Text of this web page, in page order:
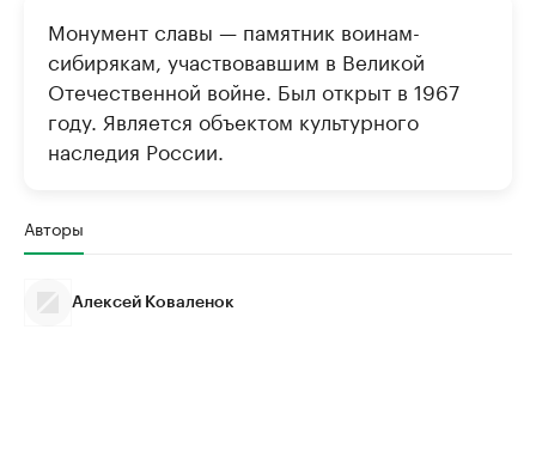
Монумент славы — памятник воинам-
сибирякам, участвовавшим в Великой
Отечественной войне. Был открыт в 1967
году. Является объектом культурного
наследия России.
Авторы
Алексей Коваленок